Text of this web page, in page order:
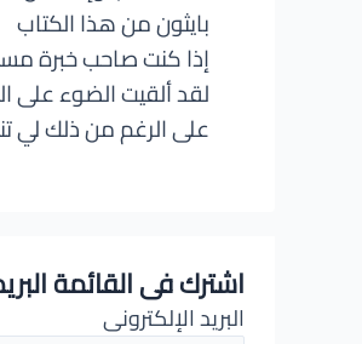
بايثون من هذا الكتاب
إذا كنت صاحب خبرة
لقد ألقيت الضوء على
على الرغم من ذلك لي
اشترك فى القائمة
البريد الإلكترونى